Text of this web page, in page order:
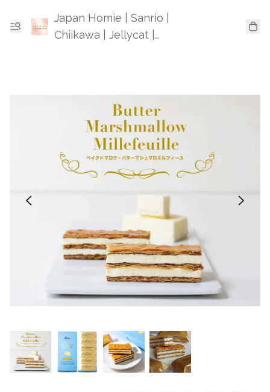
Japan Homie | Sanrio |
Chiikawa | Jellycat |